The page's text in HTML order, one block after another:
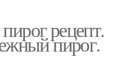
рецепт.
пирог.